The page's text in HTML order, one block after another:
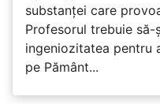
substanței care
Profesorul trebuie
ingeniozitatea pentru
pe Pământ...